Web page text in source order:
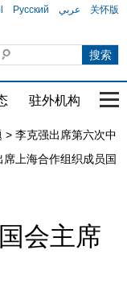
Русский عربي 关怀版
驻外机构 国
> 李克强出席第六次中
上海合作组织成员国
会主席